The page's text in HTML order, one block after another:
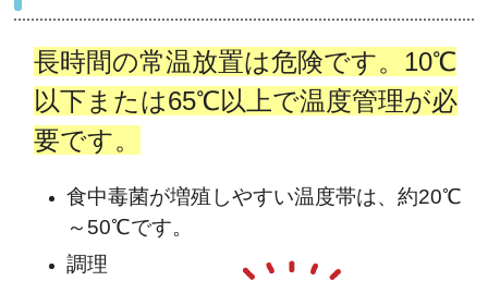
長時間の常温放置は危険です。10℃
以下または65℃以上で温度管理が必
要です。
食中毒菌が増殖しやすい温度帯は、約20℃
～50℃です。
調理